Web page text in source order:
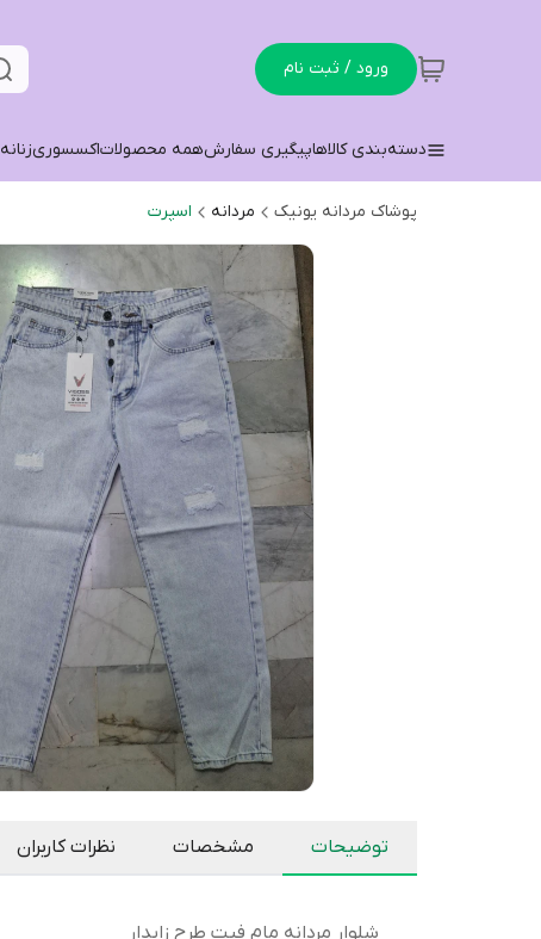
ورود / ثبت نام
دسته‌بندی کالاهاپیگیری سفارشهمه محصولاتاکسسوریزنانه
پوشاک مردانه یونیک مردانه اسپرت
توضیحات مشخصات نظرات کاربران
شلوار مردانه مام فیت طرح زاپدار